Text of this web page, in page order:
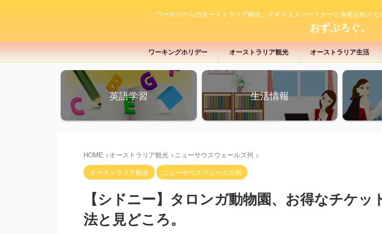
ワーホリからのオーストラリア移住。イギリス人パートナーと各地を転々と
おずぶろぐ。
ワーキングホリデー オーストラリア観光 オーストラリア生活
英語学習 生活情報
HOME >オーストラリア観光 >ニューサウスウェールズ州 >
オーストラリア観光
ニューサウスウェールズ州
【シドニー】タロンガ動物園、お得なチケッ
法と見どころ。